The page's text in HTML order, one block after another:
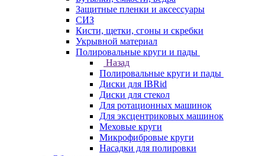
Защитные пленки и аксессуары
СИЗ
Кисти, щетки, сгоны и скребки
Укрывной материал
Полировальные круги и пады
Назад
Полировальные круги и пады
Диски для IBRid
Диски для стекол
Для ротационных машинок
Для эксцентриковых машинок
Меховые круги
Микрофибровые круги
Насадки для полировки